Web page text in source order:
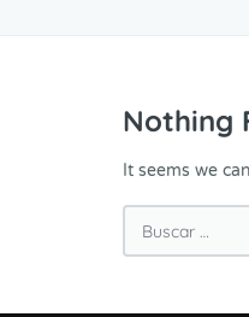
Nothing
It seems we
Buscar: